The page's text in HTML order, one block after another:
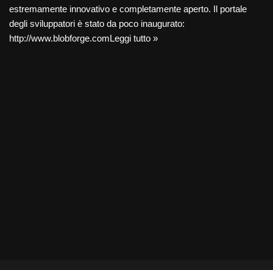
estremamente innovativo e completamente aperto. Il portale
degli sviluppatori è stato da poco inaugurato:
http://www.blobforge.comLeggi tutto »